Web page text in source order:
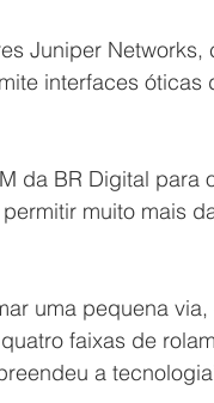
Juniper Networks,
interfaces óticas
da BR Digital para
muito mais
uma pequena via,
faixas de
a